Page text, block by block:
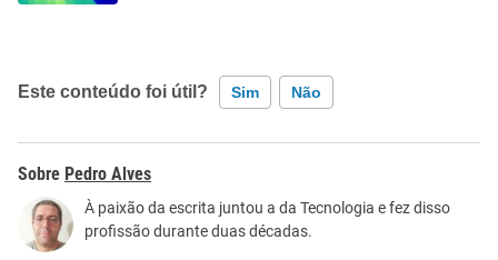
Este conteúdo foi útil? Sim Não
Este conteúdo não tem a informação que procuro
Outro
Pedro Alves
À paixão da escrita juntou a da Tecnologia e fez disso
profissão durante duas décadas.